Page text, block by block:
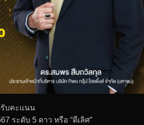
รับคะแนน
ระดับ 5 ดาว หรือ “ดีเลิศ”